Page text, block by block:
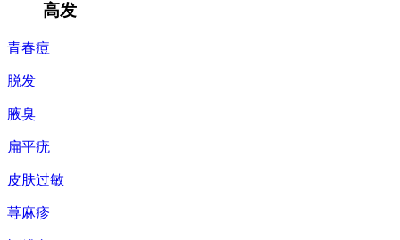
高发
青春痘
脱发
腋臭
扁平疣
皮肤过敏
荨麻疹